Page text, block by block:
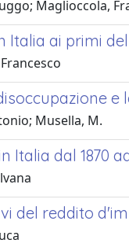
Maglioccola,
Italia ai primi del
Musella, M.
Italia dal 1870
del reddito